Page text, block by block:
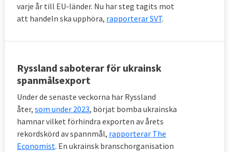
varje år till EU-länder. Nu har steg tagits mot
att handeln ska upphöra, rapporterar SVT.
Ryssland saboterar för ukrainsk
spanmålsexport
Under de senaste veckorna har Ryssland
åter, som under 2023, börjat bomba ukrainska
hamnar vilket förhindra exporten av årets
rekordskörd av spannmål, rapporterar The
Economist. En ukrainsk branschorganisation